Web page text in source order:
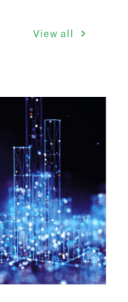
View all